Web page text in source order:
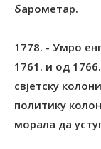
барометар.
1778. - Умро
1761. и од
свјетску
политику
морала да